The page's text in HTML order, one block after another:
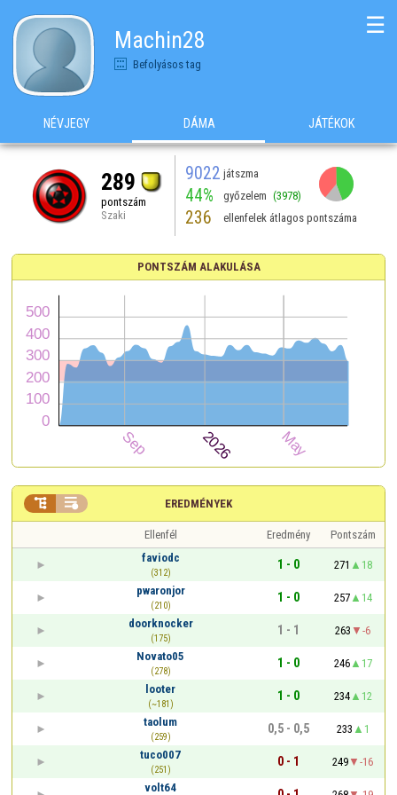
Machin28
Befolyásos tag
☰
NÉVJEGY DÁMA JÁTÉKOK
289
pontszám
Szaki
9022 játszma
44% győzelem (3978)
236 ellenfelek átlagos pontszáma
PONTSZÁM ALAKULÁSA
EREDMÉNYEK
 
Ellenfél Eredmény
Pontszám
faviodc
(312)
1 - 0 271
18
pwaronjor
(210)
1 - 0 257
14
doorknocker
(175)
1 - 1 263
-6
Novato05
(278)
1 - 0 246
17
looter
(~181)
1 - 0 234
12
taolum
(259)
0,5 - 0,5 233
1
tuco007
(251)
0 - 1 249
-16
volt64